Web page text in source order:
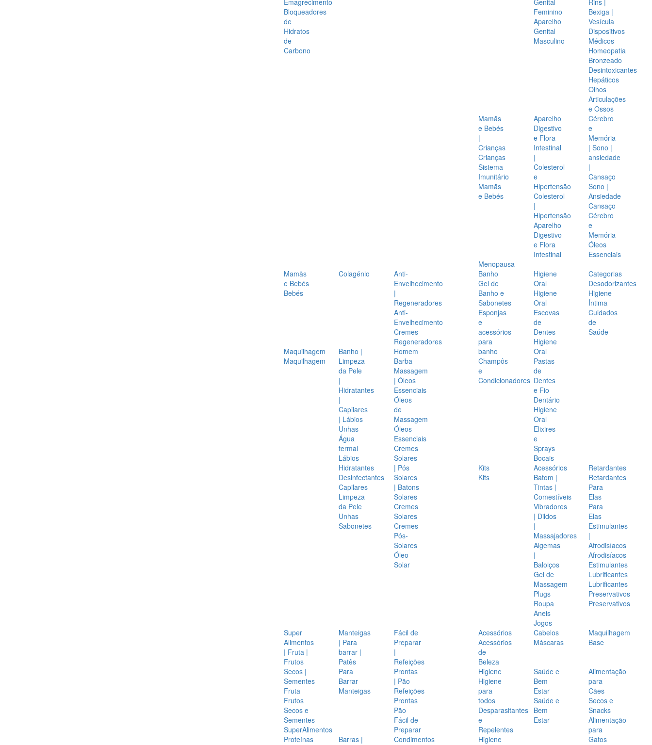
Bloqueadores
de
Hidratos
de
Carbono
Feminino
Aparelho
Genital
Masculino
Bexiga |
Vesícula
Dispositivos
Médicos
Homeopatia
Bronzeado
Desintoxicantes
Hepáticos
Olhos
Articulações
e Ossos
Mamãs
e Bebés
|
Crianças
Crianças
Sistema
Imunitário
Mamãs
e Bebés
Aparelho
Digestivo
e Flora
Intestinal
|
Colesterol
e
Hipertensão
Colesterol
|
Hipertensão
Aparelho
Digestivo
e Flora
Intestinal
Cérebro
e
Memória
| Sono |
ansiedade
|
Cansaço
Sono |
Ansiedade
Cansaço
Cérebro
e
Memória
Óleos
Essenciais
Menopausa
Mamãs
e Bebés
Bebés
Colagénio
Anti-
Envelhecimento
|
Regeneradores
Anti-
Envelhecimento
Cremes
Regeneradores
Maquilhagem
Maquilhagem
Banho |
Limpeza
da Pele
|
Hidratantes
|
Capilares
| Lábios
Unhas
Água
termal
Lábios
Hidratantes
Desinfectantes
Capilares
Limpeza
da Pele
Unhas
Sabonetes
Homem
Barba
Massagem
| Óleos
Essenciais
Óleos
de
Massagem
Óleos
Essenciais
Cremes
Solares
| Pós
Solares
| Batons
Solares
Cremes
Solares
Cremes
Pós-
Solares
Óleo
Solar
Banho
Gel de
Banho e
Sabonetes
Esponjas
e
acessórios
para
banho
Champôs
e
Condicionadores
Higiene
Oral
Higiene
Oral
Escovas
de
Dentes
Higiene
Oral
Pastas
de
Dentes
e Fio
Dentário
Higiene
Oral
Elixires
e
Sprays
Bocais
Categorias
Desodorizantes
Higiene
Íntima
Cuidados
de
Saúde
Kits
Kits
Acessórios
Batom |
Tintas |
Comestíveis
Vibradores
| Dildos
|
Massajadores
Algemas
|
Baloiços
Gel de
Massagem
Plugs
Roupa
Aneis
Jogos
Retardantes
Retardantes
Para
Elas
Para
Elas
Estimulantes
|
Afrodisíacos
Afrodisíacos
Estimulantes
Lubrificantes
Lubrificantes
Preservativos
Preservativos
Super
Alimentos
| Fruta |
Frutos
Secos |
Sementes
Fruta
Frutos
Secos e
Sementes
SuperAlimentos
Manteigas
| Para
barrar |
Patês
Para
Barrar
Manteigas
Fácil de
Preparar
|
Refeições
Prontas
| Pão
Refeições
Prontas
Pão
Fácil de
Preparar
Proteínas
Barras |
Condimentos
Acessórios
Acessórios
de
Beleza
Cabelos
Máscaras
Maquilhagem
Base
Higiene
Higiene
para
todos
Desparasitantes
e
Repelentes
Higiene
Saúde e
Bem
Estar
Saúde e
Bem
Estar
Alimentação
para
Cães
Secos e
Snacks
Alimentação
para
Gatos